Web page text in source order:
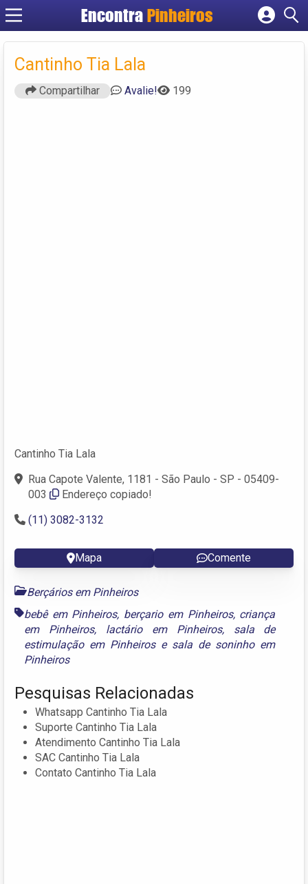
EncontraPinheiros
Cadastrar empresa
Criar conta
Cantinho Tia Lala
Compartilhar Avalie! 199
Cantinho Tia Lala
Rua Capote Valente, 1181 - São Paulo - SP - 05409-
003
Endereço copiado!
(11) 3082-3132
Mapa Comente
Berçários em Pinheiros
bebê em Pinheiros, berçario em Pinheiros, criança
em Pinheiros, lactário em Pinheiros, sala de
estimulação em Pinheirose sala de soninho em
Pinheiros
Pesquisas Relacionadas
Whatsapp Cantinho Tia Lala
Suporte Cantinho Tia Lala
Atendimento Cantinho Tia Lala
SAC Cantinho Tia Lala
Contato Cantinho Tia Lala